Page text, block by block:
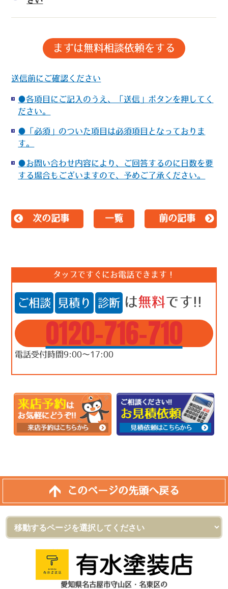
送信前にご確認ください
●各項目にご記入のうえ、「送信」ボタンを押してく
ださい。
●「必須」のついた項目は必須項目となっておりま
す。
●お問い合わせ内容により、ご回答するのに日数を要
する場合もございますので、予めご了承ください。
次の記事 一覧 前の記事
タップですぐにお電話できます！
ご相談 見積り 診断 は無料です!!
0120-716-710
電話受付時間9:00～17:00
このページの先頭へ戻る
愛知県名古屋市守山区・名東区の